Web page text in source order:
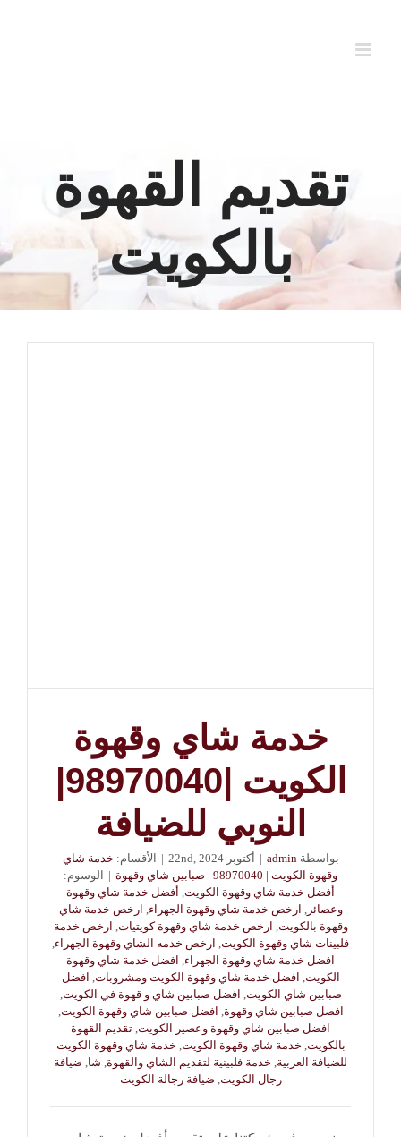
تقديم القهوة
بالكويت
خدمة شاي وقهوة
الكويت |98970040|
النوبي للضيافة
بواسطة admin
| أكتوبر 22nd, 2024 | الأقسام: خدمة شاي
وقهوة الكويت | 98970040 | صبابين شاي وقهوة
|
الوسوم:
أفضل خدمة شاي وقهوة الكويت أفضل خدمة شاي وقهوة
وعصائر
ارخص خدمة شاي وقهوة الجهراء ارخص خدمة شاي
وقهوة بالكويت ارخص خدمة شاي وقهوة كويتيات ارخص خدمة
فلبينات شاي وقهوة الكويت ارخص خدمه الشاي وقهوة الجهراء
افضل خدمة شاي وقهوة الجهراء افضل خدمة شاي وقهوة
الكويت افضل خدمة شاي وقهوة الكويت ومشروبات افضل
صبابين شاي الكويت افضل صبابين شاي و قهوة في الكويت
افضل صبابين شاي وقهوة افضل صبابين شاي وقهوة الكويت
افضل صبابين شاي وقهوة وعصير الكويت تقديم القهوة
بالكويت خدمة شاي وقهوة الكويت خدمة شاي وقهوة الكويت
للضيافة العربية خدمة فلبينية لتقديم الشاي والقهوة شا ضيافة
رجال الكويت ضيافة رجالة الكويت